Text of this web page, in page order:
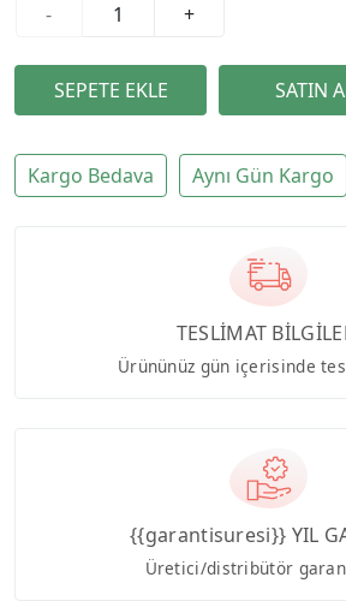
-
+
Kargo Bedava Aynı Gün Kargo
TESLİMAT
Ürününüz gün içerisinde
{{garantisuresi}} YIL
Üretici/distribütör